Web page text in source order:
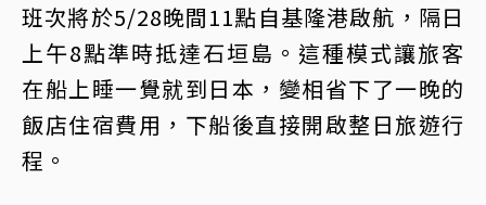
班次將於5/28晚間11點自基隆港啟航，隔日
上午8點準時抵達石垣島。這種模式讓旅客
在船上睡一覺就到日本，變相省下了一晚的
飯店住宿費用，下船後直接開啟整日旅遊行
程。